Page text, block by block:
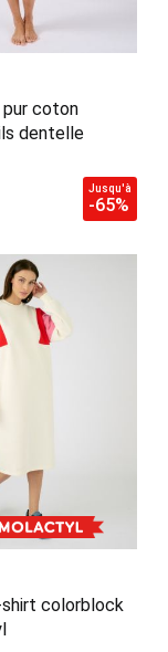
pur coton
dentelle
Jusqu'à
-65%
colorblock